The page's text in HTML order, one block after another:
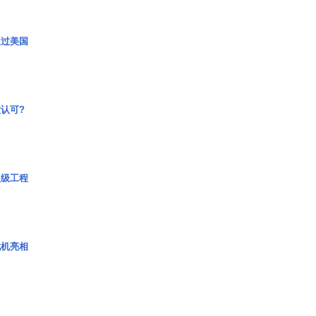
美国
可?
工程
亮相